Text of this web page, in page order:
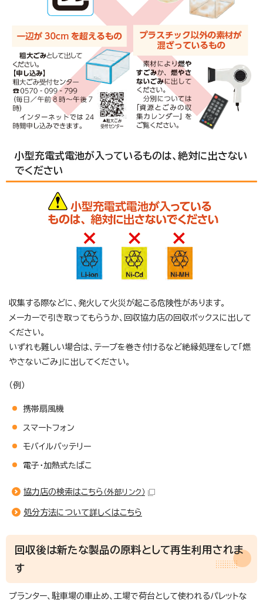
小型充電式電池が入っているものは、絶対に出さない
でください
収集する際などに、発火して火災が起こる危険性があります。
メーカーで引き取ってもらうか、回収協力店の回収ボックスに出して
ください。
いずれも難しい場合は、テープを巻き付けるなど絶縁処理をして「燃
やさないごみ」に出してください。
（例）
携帯扇風機
スマートフォン
モバイルバッテリー
電子・加熱式たばこ
協力店の検索はこちら （外部リンク）
処分方法について詳しくはこちら
回収後は新たな製品の原料として再生利用されま
す
プランター、駐車場の車止め、工場で荷台として使われるパレットな